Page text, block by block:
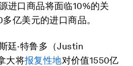
进口商品将面临10%的关
亿美元的进口商品。
廷·特鲁多（Justin
大将报复性地对价值1550亿